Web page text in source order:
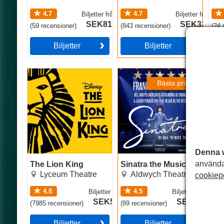
4.7
(59recensioner)
Biljetter från
SEK818
Biljetter
4.7
(843 recensioner)
Biljetterfrån
SEK327
Biljetter
(24
The Lion King
Lyceum Theatre
4.8
(7985recensioner)
Biljetter
SEK573
The Lion King
Bästa priser
Sinatra the Musical
Aldwych Theatre
4.5
(89 recensioner)
Biljetter
SEK314
Sinatra the Musical
Denna